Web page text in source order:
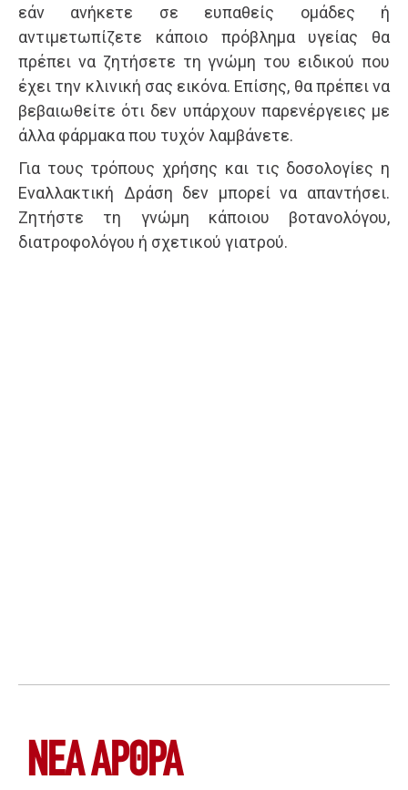
εάν ανήκετε σε ευπαθείς ομάδες ή
αντιμετωπίζετε κάποιο πρόβλημα υγείας θα
πρέπει να ζητήσετε τη γνώμη του ειδικού που
έχει την κλινική σας εικόνα. Επίσης, θα πρέπει να
βεβαιωθείτε ότι δεν υπάρχουν παρενέργειες με
άλλα φάρμακα που τυχόν λαμβάνετε.
Για τους τρόπους χρήσης και τις δοσολογίες η
Εναλλακτική Δράση δεν μπορεί να απαντήσει.
Ζητήστε τη γνώμη κάποιου βοτανολόγου,
διατροφολόγου ή σχετικού γιατρού.
ΝΕΑ ΆΡΘΡΑ